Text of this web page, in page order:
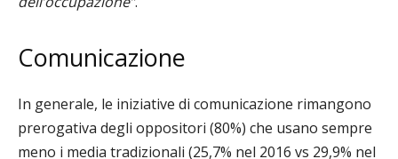
Comunicazione
In generale, le iniziative di comunicazione rimangono
prerogativa degli oppositori (80%) che usano sempre
meno i media tradizionali (25,7% nel 2016 vs 29,9% nel